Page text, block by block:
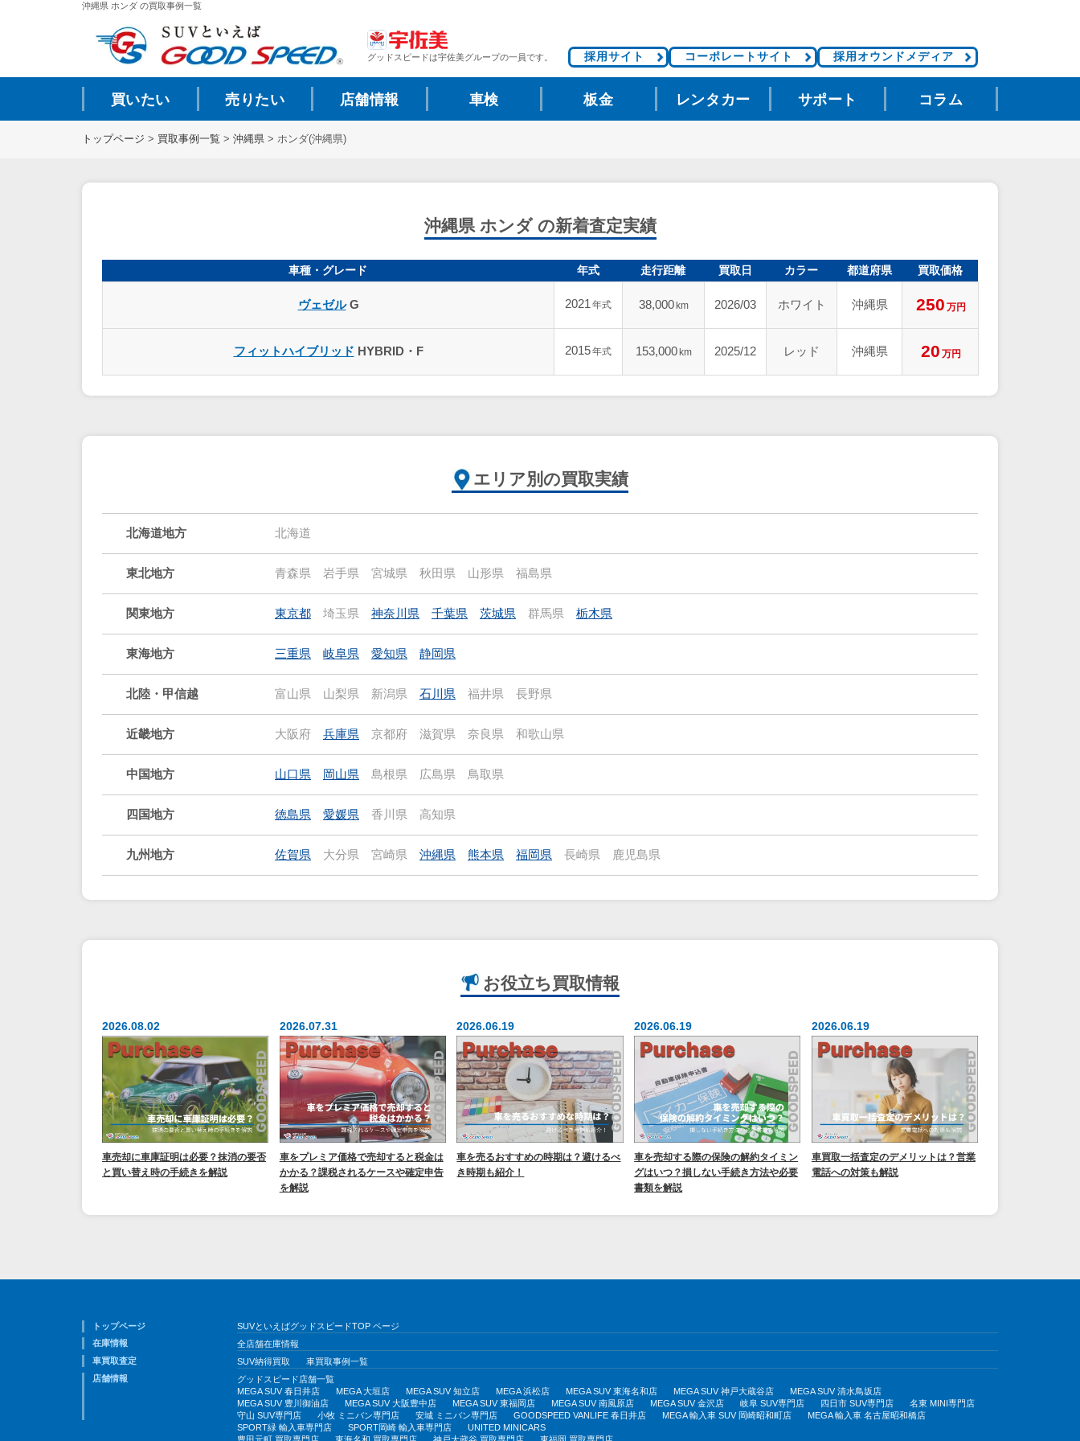
沖縄県 ホンダ の買取事例一覧
グッドスピードは宇佐美グループの一員です。 採用サイト コーポレートサイト 採用オウンドメディア
買いたい 売りたい 店舗情報 車検 板金 レンタカー サポート コラム
トップページ > 買取事例一覧 > 沖縄県 > ホンダ(沖縄県)
沖縄県 ホンダ の新着査定実績
車種・グレード 年式 走行距離 買取日 カラー 都道府県 買取価格
ヴェゼルG 2021 年式 38,000 km 2026/03 ホワイト 沖縄県 250 万円
フィットハイブリッド HYBRID・F 2015年式 153,000 km 2025/12 レッド 沖縄県 20 万円
エリア別の買取実績
北海道地方 北海道
東北地方 青森県 岩手県 宮城県 秋田県 山形県 福島県
関東地方 東京都 埼玉県 神奈川県 千葉県 茨城県 群馬県 栃木県
東海地方 三重県 岐阜県 愛知県 静岡県
北陸・甲信越 富山県 山梨県 新潟県 石川県 福井県 長野県
近畿地方 大阪府 兵庫県 京都府 滋賀県 奈良県 和歌山県
中国地方 山口県 岡山県 島根県 広島県 鳥取県
四国地方 徳島県 愛媛県 香川県 高知県
九州地方 佐賀県 大分県 宮崎県 沖縄県 熊本県 福岡県 長崎県 鹿児島県
お役立ち 買取情報
2026.08.02
車売却に車庫証明は必要？抹消の要否
と買い替え時の手続きを解説
2026.07.31
車をプレミア価格で売却すると税金は
かかる？課税されるケースや確定申告
を解説
2026.06.19
車を売るおすすめの時期は？避けるべ
き時期も紹介！
2026.06.19
車を売却する際の保険の解約タイミン
グはいつ？損しない手続き方法や必要
書類を解説
2026.06.19
車買取一括査定のデメリットは？営業
電話への対策も解説
トップページ
SUVといえばグッドスピードTOP ページ
在庫情報
全店舗在庫情報
車買取査定
SUV納得買取
車買取事例一覧
店舗情報
グッドスピード店舗一覧
MEGA SUV 春日井店
MEGA 大垣店 MEGA SUV 知立店 MEGA 浜松店 MEGA SUV 東海名和店 MEGA SUV 神戸大蔵谷店
MEGA SUV 清水鳥坂店
MEGA SUV 豊川御油店
MEGA SUV 大阪豊中店 MEGA SUV 東福岡店 MEGA SUV 南風原店 MEGA SUV 金沢店 岐阜 SUV専門店 四日市 SUV専門店
名東 MINI専門店
守山 SUV専門店
小牧 ミニバン専門店 安城 ミニバン専門店 GOODSPEED VANLIFE 春日井店 MEGA 輸入車 SUV 岡崎昭和町店
MEGA 輸入車 名古屋昭和橋店
SPORT緑 輸入車専門店
SPORT岡崎 輸入車専門店
UNITED MINICARS